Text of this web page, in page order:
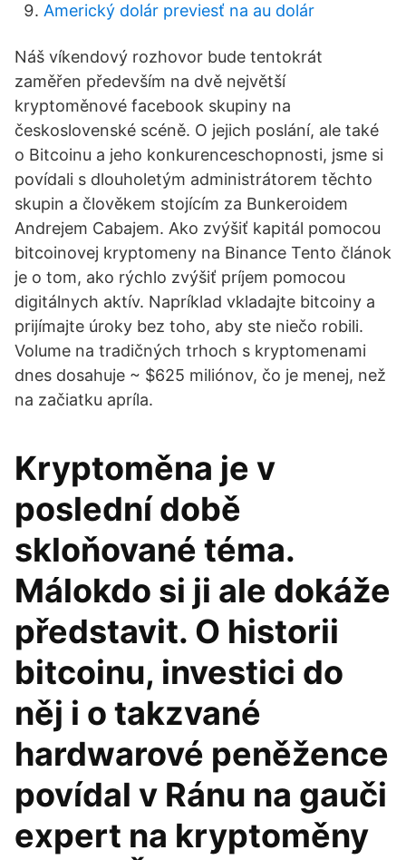
Americký dolár previesť na au dolár
Náš víkendový rozhovor bude tentokrát
zaměřen především na dvě největší
kryptoměnové facebook skupiny na
československé scéně. O jejich poslání, ale také
o Bitcoinu a jeho konkurenceschopnosti, jsme si
povídali s dlouholetým administrátorem těchto
skupin a člověkem stojícím za Bunkeroidem
Andrejem Cabajem. Ako zvýšiť kapitál pomocou
bitcoinovej kryptomeny na Binance Tento článok
je o tom, ako rýchlo zvýšiť príjem pomocou
digitálnych aktív. Napríklad vkladajte bitcoiny a
prijímajte úroky bez toho, aby ste niečo robili.
Volume na tradičných trhoch s kryptomenami
dnes dosahuje ~ $625 miliónov, čo je menej, než
na začiatku apríla.
Kryptoměna je v
poslední době
skloňované téma.
Málokdo si ji ale dokáže
představit. O historii
bitcoinu, investici do
něj i o takzvané
hardwarové peněžence
povídal v Ránu na gauči
expert na kryptoměny